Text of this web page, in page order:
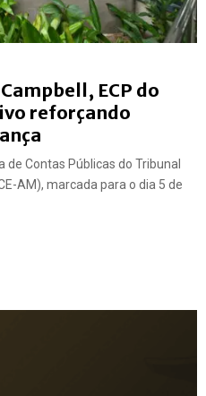
ECP do
reforçando
de Contas Públicas do Tribunal
AM), marcada para o dia 5 de